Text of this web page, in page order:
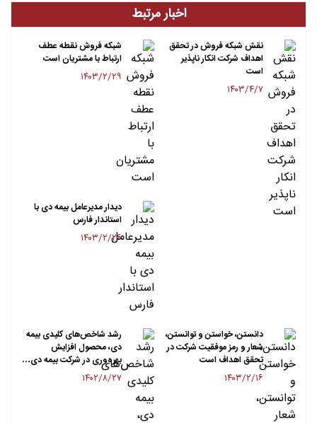
اخبار مرتبط
نقش شبکه فروش در تحقق
اهداف شرکت انکار ناپذیر
است
۱۴۰۳/۴/۷
شبکه فروش نقطه عطف
ارتباط با مشتریان است
۱۴۰۳/۲/۲۹
دیدار مدیرعامل بیمه دی با
استاندار فارس
۱۴۰۳/۲/۲۶
دانستن، خواستن و توانستن،
شعار و رمز موفقیت شرکت در
تحقق اهداف است
۱۴۰۳/۲/۱۶
رشد شاخص‌های کلیدی بیمه
دی، محصول افزایش
بهره‌وری در شرکت بیمه دی…
۱۴۰۲/۸/۲۷